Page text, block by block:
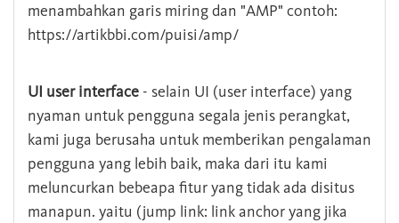
menambahkan garis miring dan "AMP" contoh:
https://artikbbi.com/puisi/amp/
UI user interface - selain UI (user interface) yang
nyaman untuk pengguna segala jenis perangkat,
kami juga berusaha untuk memberikan pengalaman
pengguna yang lebih baik, maka dari itu kami
meluncurkan bebeapa fitur yang tidak ada disitus
manapun. yaitu (jump link: link anchor yang jika